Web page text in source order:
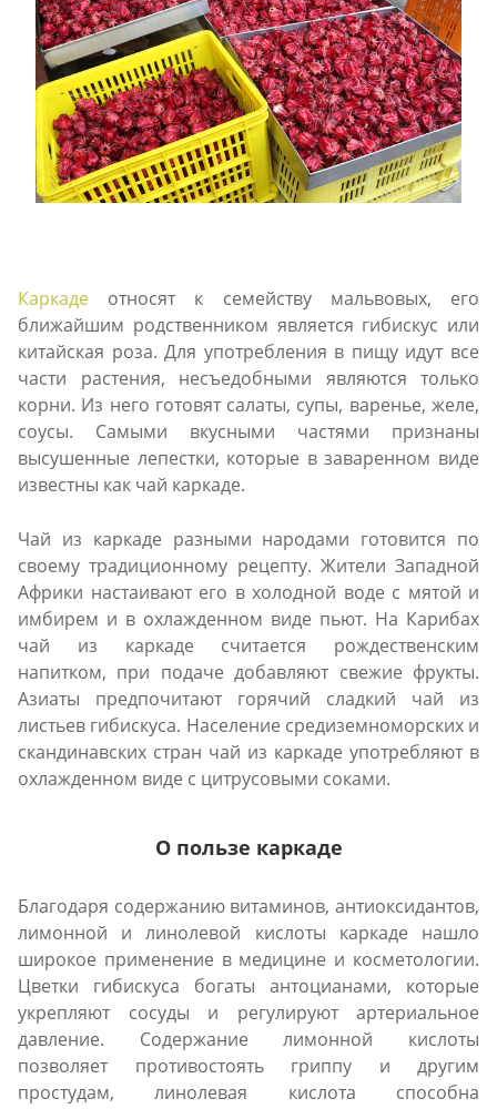
Каркаде относят к семейству мальвовых, его
ближайшим родственником является гибискус или
китайская роза. Для употребления в пищу идут все
части растения, несъедобными являются только
корни. Из него готовят салаты, супы, варенье, желе,
соусы. Самыми вкусными частями признаны
высушенные лепестки, которые в заваренном виде
известны как чай каркаде.
Чай из каркаде разными народами готовится по
своему традиционному рецепту. Жители Западной
Африки настаивают его в холодной воде с мятой и
имбирем и в охлажденном виде пьют. На Карибах
чай из каркаде считается рождественским
напитком, при подаче добавляют свежие фрукты.
Азиаты предпочитают горячий сладкий чай из
листьев гибискуса. Население средиземноморских и
скандинавских стран чай из каркаде употребляют в
охлажденном виде с цитрусовыми соками.
О пользе каркаде
Благодаря содержанию витаминов, антиоксидантов,
лимонной и линолевой кислоты каркаде нашло
широкое применение в медицине и косметологии.
Цветки гибискуса богаты антоцианами, которые
укрепляют сосуды и регулируют артериальное
давление. Содержание лимонной кислоты
позволяет противостоять гриппу и другим
простудам, линолевая кислота способна